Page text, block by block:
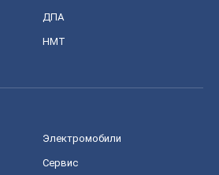
ДПА
НМТ
Электромобили
Сервис